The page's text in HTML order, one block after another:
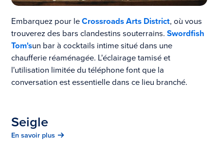
Embarquez pour leCrossroads Arts District, où vous
trouverez des bars clandestins souterrains. Swordfish
Tom'sun bar à cocktails intime situé dans une
chaufferie réaménagée. L'éclairage tamisé et
l'utilisation limitée du téléphone font que la
conversation est essentielle dans ce lieu branché.
Seigle
En savoir plus